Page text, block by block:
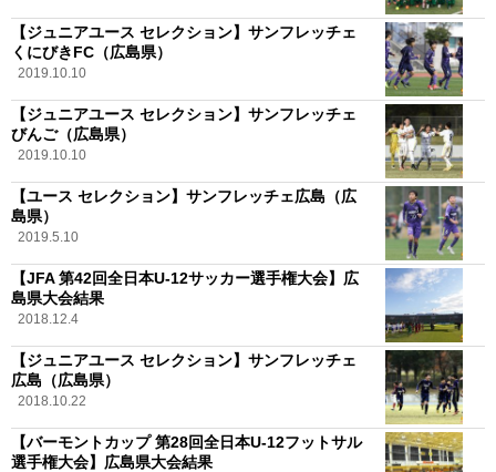
【ジュニアユース セレクション】サンフレッチェ
くにびきFC（広島県）
2019.10.10
【ジュニアユース セレクション】サンフレッチェ
びんご（広島県）
2019.10.10
【ユース セレクション】サンフレッチェ広島（広
島県）
2019.5.10
【JFA 第42回全日本U-12サッカー選手権大会】広
島県大会結果
2018.12.4
【ジュニアユース セレクション】サンフレッチェ
広島（広島県）
2018.10.22
【バーモントカップ 第28回全日本U-12フットサル
選手権大会】広島県大会結果